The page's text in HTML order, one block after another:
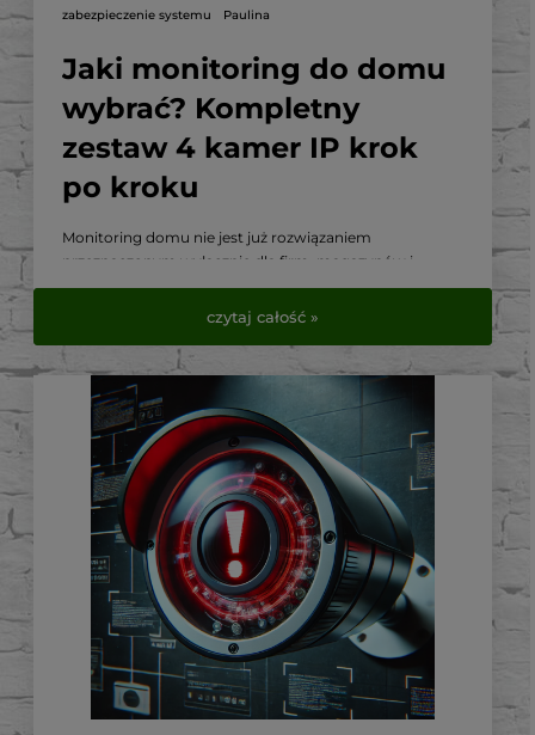
zabezpieczenie systemu
Paulina
Jaki monitoring do domu
wybrać? Kompletny
zestaw 4 kamer IP krok
po kroku
Monitoring domu nie jest już rozwiązaniem
przeznaczonym wyłącznie dla firm, magazynów i
dużych obiektów. Nowoczesny system kamer IP może
skutecznie zabezpieczać dom, ogród, podjazd, garaż
sytuację wokół budynku z dowolnego miejsca za
pomocą telefonu.
Najczęstszy problem pojawia się jednak podczas
wyboru urządzeń. Sama kamera nie tworzy jeszcze
kompletnego systemu monitoringu. Potrzebne są
również rejestrator, dysk, odpowiednie zasilanie,
przewody oraz akcesoria montażowe.
W tym poradniku pokazujemy, jak dobrać kompletny
zestaw monitoringu składający się z czterech kamer IP.
Osoby, które szukają gotowego rozwiązania, mogą od
razu sprawdzićzestawy do monitoringu dostępne w
VirtualEye.pl.
czytaj całość »